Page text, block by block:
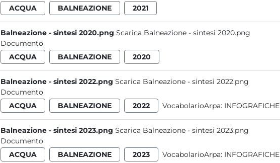
ACQUA
BALNEAZIONE 2021
Balneazione - sintesi 2020.png Scarica Balneazione - sintesi 2020.png
Documento
ACQUA
BALNEAZIONE 2020
Balneazione - sintesi 2022.png Scarica Balneazione - sintesi 2022.png
Documento
ACQUA
BALNEAZIONE 2022 VocabolarioArpa: INFOGRAFICHE
Balneazione - sintesi 2023.png Scarica Balneazione - sintesi 2023.png
Documento
ACQUA
BALNEAZIONE 2023 VocabolarioArpa: INFOGRAFICHE